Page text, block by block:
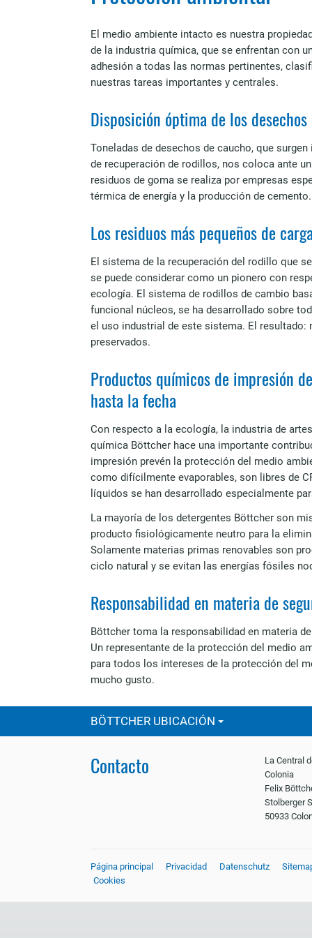
El medio ambiente intacto es nuestra
de la industria química, que se enfrentan con
adhesión a todas las normas pertinentes,
nuestras tareas importantes y centrales.
Disposición óptima de los
Toneladas de desechos de caucho, que
de recuperación de rodillos, nos coloca ante
residuos de goma se realiza por empresas
térmica de energía y la producción de cemento.
Los residuos más pequeños de
El sistema de la recuperación del rodillo que
se puede considerar como un pionero con
ecología. El sistema de rodillos de cambio
funcional núcleos, se ha desarrollado sobre
el uso industrial de este sistema. El
preservados.
Productos químicos de impresión
hasta la fecha
Con respecto a la ecología, la industria de
química Böttcher hace una importante
impresión prevén la protección del medio
como difícilmente evaporables, son libres de
líquidos se han desarrollado especialmente
La mayoría de los detergentes Böttcher son
producto fisiológicamente neutro para la
Solamente materias primas renovables son
ciclo natural y se evitan las energías fósiles
Responsabilidad en materia de
Böttcher toma la responsabilidad en materia
Un representante de la protección del medio
para todos los intereses de la protección del
mucho gusto.
BÖTTCHER UBICACIÓN
Contacto
La Central
Colonia
Felix
Stolberger
50933
Página principal Privacidad Datenschutz
Cookies